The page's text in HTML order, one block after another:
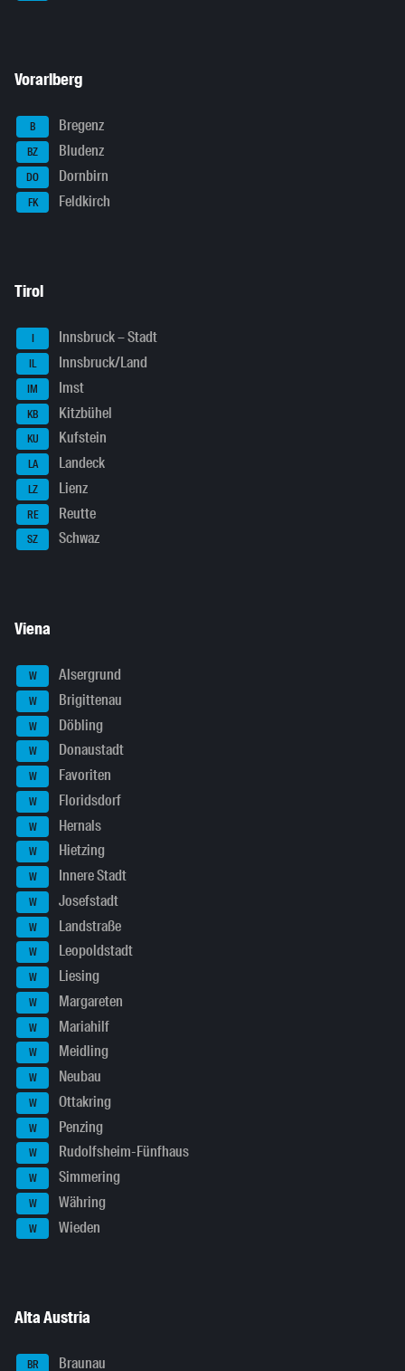
Vorarlberg
B Bregenz
BZ Bludenz
DO Dornbirn
FK Feldkirch
Tirol
I Innsbruck – Stadt
IL Innsbruck/Land
IM Imst
KB Kitzbühel
KU Kufstein
LA Landeck
LZ Lienz
RE Reutte
SZ Schwaz
Viena
W Alsergrund
W Brigittenau
W Döbling
W Donaustadt
W Favoriten
W Floridsdorf
W Hernals
W Hietzing
W Innere Stadt
W Josefstadt
W Landstraße
W Leopoldstadt
W Liesing
W Margareten
W Mariahilf
W Meidling
W Neubau
W Ottakring
W Penzing
W Rudolfsheim-Fünfhaus
W Simmering
W Währing
W Wieden
Alta Austria
BR Braunau